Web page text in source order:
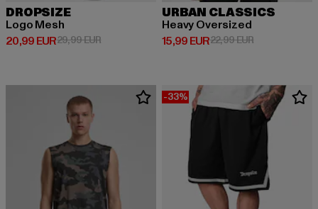
DROPSIZE
Logo Mesh
20,99 EUR
Prix courant: 20,99 EUR
29,99 EURPrix en promotion: 29,99 EUR
URBAN CLASSICS
Heavy Oversized
15,99 EUR
Prix courant: 15,99 EUR
22,99 EURPrix en
-33%